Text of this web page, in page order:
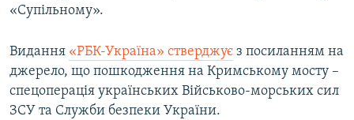
«Супільному».
Видання «РБК-Україна» стверджує з посиланням на
джерело, що пошкодження на Кримському мосту –
спецоперація українських Військово-морських сил
ЗСУ та Служби безпеки України.